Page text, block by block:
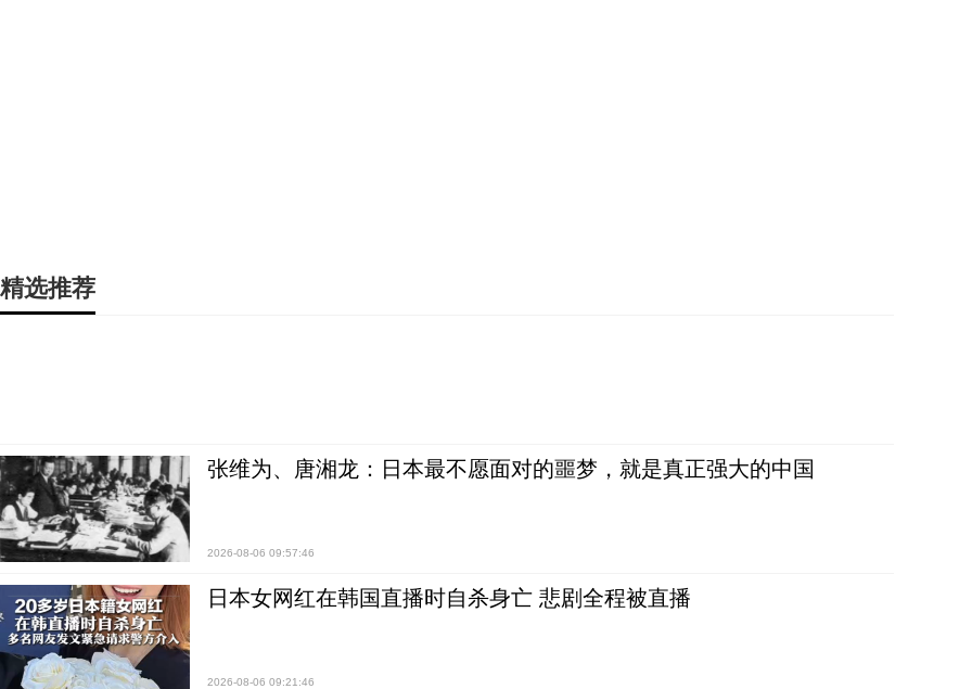
精选推荐
张维为、唐湘龙：日本最不愿面对的噩梦，就是真正强大的中国
2026-08-06 09:57:46
日本女网红在韩国直播时自杀身亡 悲剧全程被直播
2026-08-06 09:21:46